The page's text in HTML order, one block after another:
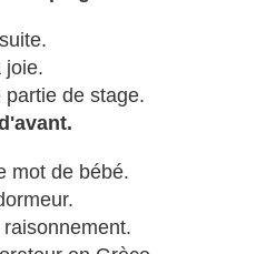
joie.
de stage.
mot de bébé.